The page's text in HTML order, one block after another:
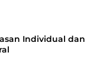
Individual dan